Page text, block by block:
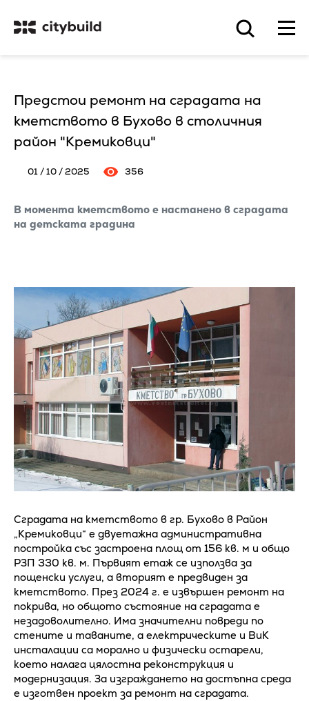
Предстои ремонт на сградата на
кметството в Бухово в столичния
район "Кремиковци"
01 / 10 / 2025 356
В момента кметството е настанено в сградата
на детската градина
Сградата на кметството в гр. Бухово в Район
„Кремиковци“ е двуетажна административна
постройка със застроена площ от 156 кв. м и общо
РЗП 330 кв. м. Първият етаж се използва за
пощенски услуги, а вторият е предвиден за
кметството. През 2024 г. е извършен ремонт на
покрива, но общото състояние на сградата е
незадоволително. Има значителни повреди по
стените и таваните, а електрическите и ВиК
инсталации са морално и физически остарели,
което налага цялостна реконструкция и
модернизация. За изграждането на достъпна среда
е изготвен проект за ремонт на сградата.